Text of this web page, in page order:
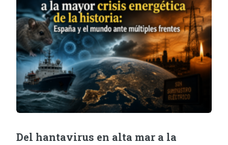
Del hantavirus en alta mar a la